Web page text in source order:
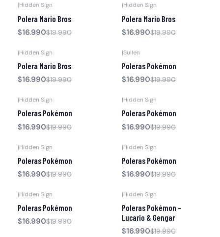
|Hidden Sign
Polera Mario Bros
$16.990$19.990
|Hidden Sign
Polera Mario Bros
$16.990$19.990
|Hidden Sign
Polera Mario Bros
$16.990$19.990
|Sullen
Poleras Pokémon
$16.990$19.990
|Hidden Sign
Poleras Pokémon
$16.990$19.990
|Hidden Sign
Poleras Pokémon
$16.990$19.990
|Hidden Sign
Poleras Pokémon
$16.990$19.990
|Hidden Sign
Poleras Pokémon
$16.990$19.990
|Hidden Sign
Poleras Pokémon
$16.990$19.990
|Hidden Sign
Poleras Pokémon -
Lucario & Gengar
$16.990$19.990